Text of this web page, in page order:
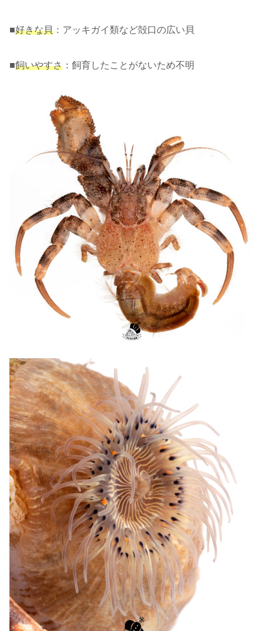
■好きな貝 ：アッキガイ類など殻口の広い貝
■飼いやすさ ：飼育したことがないため不明